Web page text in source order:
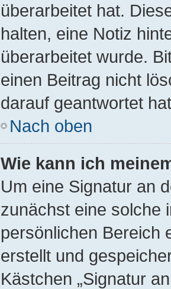
überarbeitet hat.
halten, eine Notiz
überarbeitet wurde.
einen Beitrag nicht
darauf geantwortet
Nach oben
Wie kann ich
Um eine Signatur an
zunächst eine solche
persönlichen Bereich
erstellt und
Kästchen „Signatur